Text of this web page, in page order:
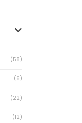
(58)
(6)
(22)
(12)